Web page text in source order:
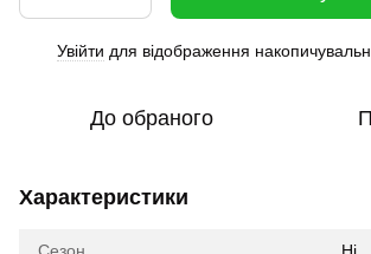
Увійти для відображення
До обраного
Характеристики